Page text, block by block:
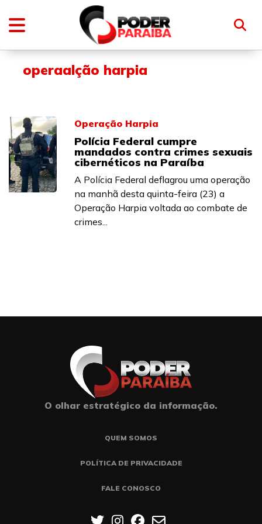
operaalção harpia
Operação Harpia
Polícia Federal cumpre
mandados contra crimes sexuais
cibernéticos na Paraíba
A Polícia Federal deflagrou uma operação
na manhã desta quinta-feira (23) a
Operação Harpia voltada ao combate de
crimes...
O olhar estratégico da informação.
QUEM SOMOS
POLÍTICA DE PRIVACIDADE
FALE CONOSCO